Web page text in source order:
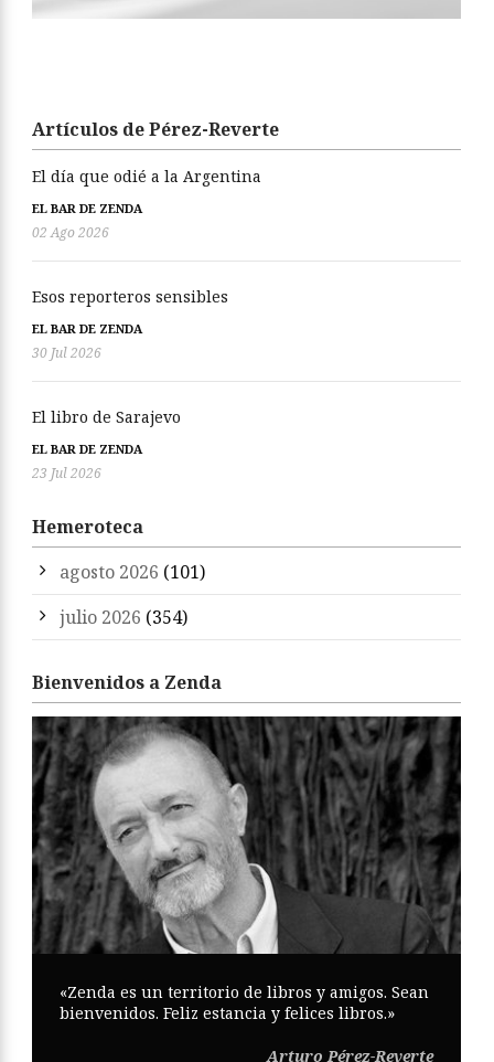
Artículos de Pérez-Reverte
El día que odié a la Argentina
EL BAR DE ZENDA
02 Ago 2026
Esos reporteros sensibles
EL BAR DE ZENDA
30 Jul 2026
El libro de Sarajevo
EL BAR DE ZENDA
23 Jul 2026
Hemeroteca
agosto 2026 (101)
julio 2026 (354)
Bienvenidos a Zenda
«Zenda es un territorio de libros y amigos. Sean
bienvenidos. Feliz estancia y felices libros.»
Arturo Pérez-Reverte